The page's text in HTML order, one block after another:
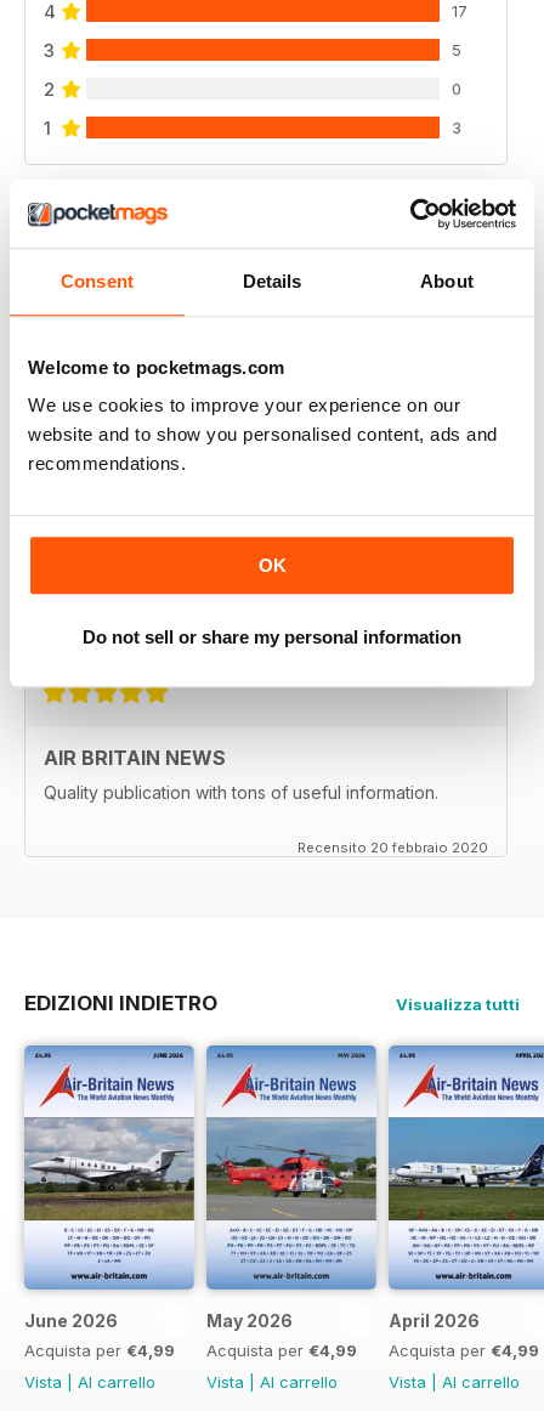
Consent Details About
Welcome to pocketmags.com
We use cookies to improve your experience on our
website and to show you personalised content, ads and
recommendations.
OK
Do not sell or share my personal information
4 17
3 5
2 0
1 3
VISUALIZZA LE RECENSIONI
It is very good
Recensito 22 gennaio 2021
Recensito 24 febbraio 2020
AIR BRITAIN NEWS
Quality publication with tons of useful information.
Recensito 20 febbraio 2020
EDIZIONI INDIETRO Visualizza tutti
June 2026
Acquista per €4,99
Vista
Al carrello
May 2026
Acquista per €4,99
Vista
Al carrello
April 2026
Acquista per €4,99
Vista
Al carrello